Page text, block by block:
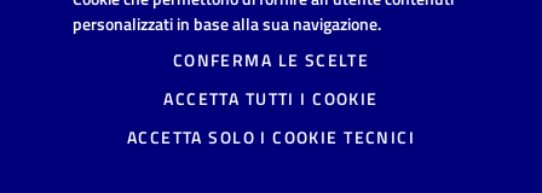
personalizzati in base alla sua navigazione.
CONFERMA LE SCELTE
ACCETTA TUTTI I COOKIE
ACCETTA SOLO I COOKIE TECNICI
Comune di Avetrana
Provincia di Taranto
Via Vittorio Emanuele, 19, 74020